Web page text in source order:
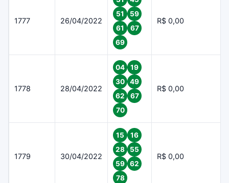
1777 26/04/2022
51
59
61
67
69
R$ 0,00
1778 28/04/2022
04
19
30
49
62
67
70
R$ 0,00
1779 30/04/2022
15
16
28
55
59
62
78
R$ 0,00